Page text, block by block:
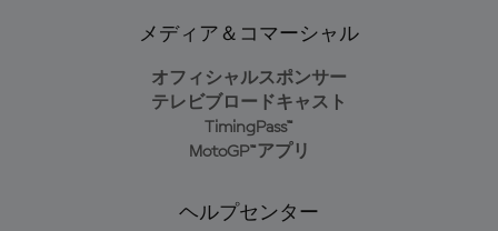
メディア＆コマーシャル
オフィシャルスポンサー
テレビブロードキャスト
TimingPass™
MotoGP™アプリ
ヘルプセンター